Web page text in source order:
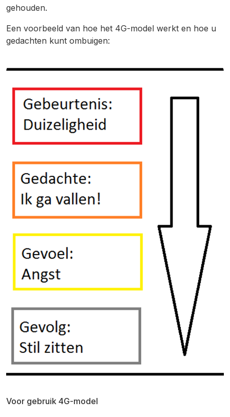
gehouden.
Een voorbeeld van hoe het 4G-model werkt en hoe u
gedachten kunt ombuigen:
Voor gebruik 4G-model